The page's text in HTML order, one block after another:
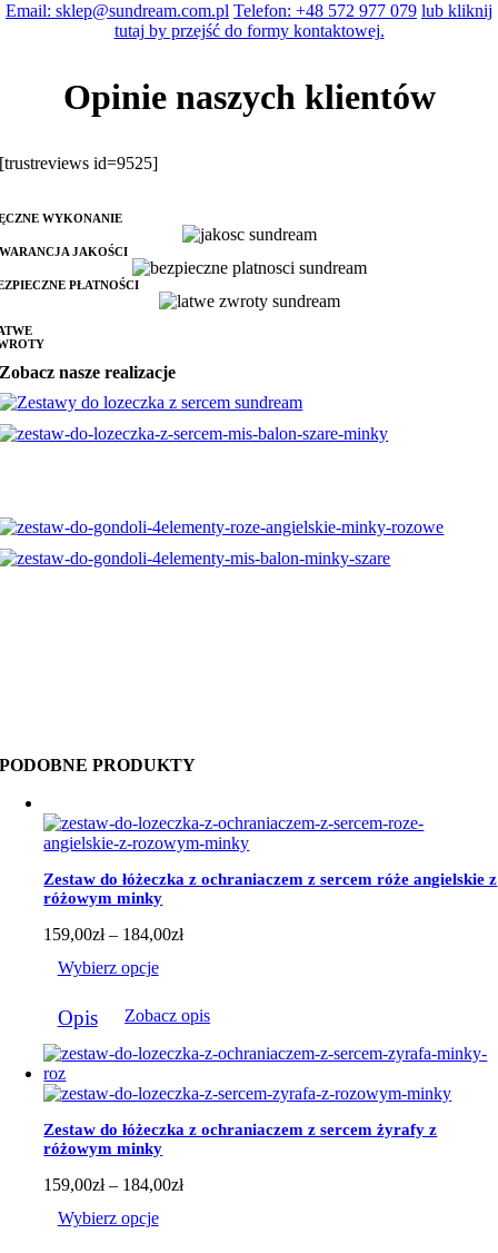
Email: sklep@sundream.com.pl Telefon: +48 572 977 079 lub kliknij
tutaj by przejść do formy kontaktowej.
Opinie naszych klientów
[trustreviews id=9525]
WYKONANIE
JAKOŚCI
PŁATNOŚCI
Zobacz nasze realizacje
PODOBNE PRODUKTY
Zestaw do łóżeczka z ochraniaczem z sercem róże angielskie z
różowym minky
159,00zł – 184,00złZakres
do
Wybierz opcje
produkt
ma
wiele
wariantów.
Opcje
można
wybrać
na
stronie
Opis Zobacz opis
Zestaw do łóżeczka z ochraniaczem z sercem żyrafy z
różowym minky
159,00zł – 184,00złZakres
Wybierz opcje